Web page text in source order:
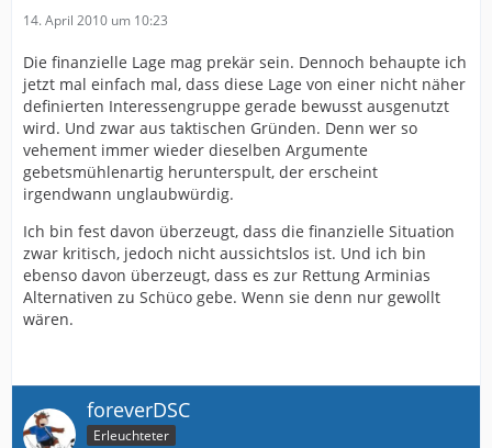
14. April 2010 um 10:23
Die finanzielle Lage mag prekär sein. Dennoch behaupte ich
jetzt mal einfach mal, dass diese Lage von einer nicht näher
definierten Interessengruppe gerade bewusst ausgenutzt
wird. Und zwar aus taktischen Gründen. Denn wer so
vehement immer wieder dieselben Argumente
gebetsmühlenartig herunterspult, der erscheint
irgendwann unglaubwürdig.
Ich bin fest davon überzeugt, dass die finanzielle Situation
zwar kritisch, jedoch nicht aussichtslos ist. Und ich bin
ebenso davon überzeugt, dass es zur Rettung Arminias
Alternativen zu Schüco gebe. Wenn sie denn nur gewollt
wären.
foreverDSC
Erleuchteter